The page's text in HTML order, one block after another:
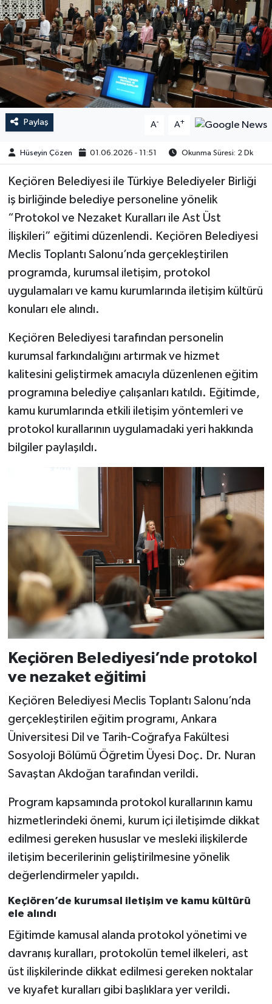
Paylaş A- A+
Hüseyin Çözen 01.06.2026 - 11:51 Okunma Süresi: 2 Dk
Keçiören Belediyesi ile Türkiye Belediyeler Birliği
iş birliğinde belediye personeline yönelik
“Protokol ve Nezaket Kuralları ile Ast Üst
İlişkileri” eğitimi düzenlendi. Keçiören Belediyesi
Meclis Toplantı Salonu’nda gerçekleştirilen
programda, kurumsal iletişim, protokol
uygulamaları ve kamu kurumlarında iletişim kültürü
konuları ele alındı.
Keçiören Belediyesi tarafından personelin
kurumsal farkındalığını artırmak ve hizmet
kalitesini geliştirmek amacıyla düzenlenen eğitim
programına belediye çalışanları katıldı. Eğitimde,
kamu kurumlarında etkili iletişim yöntemleri ve
protokol kurallarının uygulamadaki yeri hakkında
bilgiler paylaşıldı.
Keçiören Belediyesi’nde protokol
ve nezaket eğitimi
Keçiören Belediyesi Meclis Toplantı Salonu’nda
gerçekleştirilen eğitim programı, Ankara
Üniversitesi Dil ve Tarih-Coğrafya Fakültesi
Sosyoloji Bölümü Öğretim Üyesi Doç. Dr. Nuran
Savaştan Akdoğan tarafından verildi.
Program kapsamında protokol kurallarının kamu
hizmetlerindeki önemi, kurum içi iletişimde dikkat
edilmesi gereken hususlar ve mesleki ilişkilerde
iletişim becerilerinin geliştirilmesine yönelik
değerlendirmeler yapıldı.
Keçiören’de kurumsal iletişim ve kamu kültürü
ele alındı
Eğitimde kamusal alanda protokol yönetimi ve
davranış kuralları, protokolün temel ilkeleri, ast
üst ilişkilerinde dikkat edilmesi gereken noktalar
ve kıyafet kuralları gibi başlıklara yer verildi.